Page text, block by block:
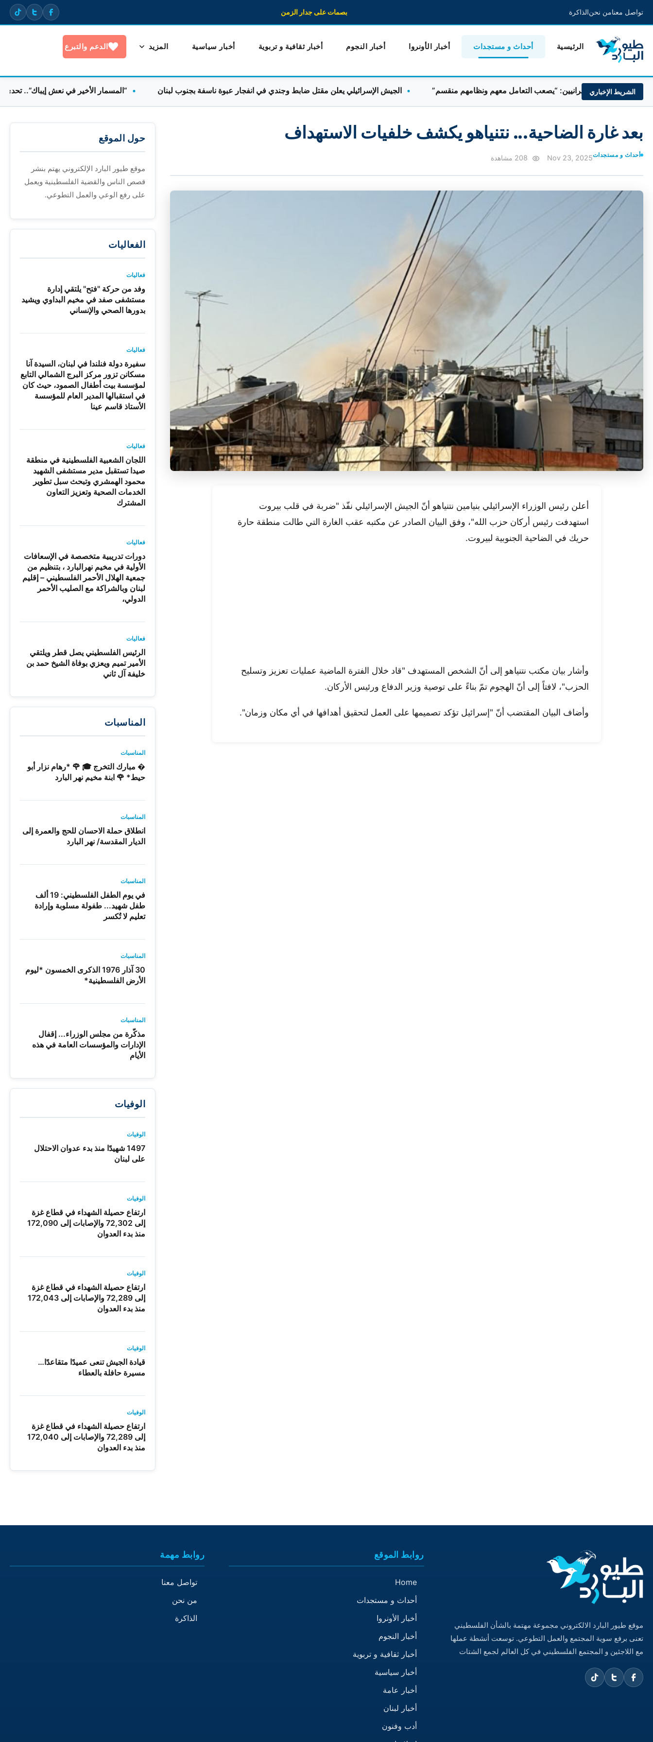
تواصل معنامن نحنالذاكرة بصمات على جدار الزمن
الرئيسية أحداث و مستجدات أخبار الأونروا أخبار النجوم أخبار ثقافية و تربوية أخبار سياسية المزيد الدعم والتبرع
الشريط الإخباري
مع الإيرانيين: “يصعب التعامل معهم ونظامهم منقسم” الجيش الإسرائيلي يعلن مقتل ضابط وجندي في انفجار عبوة ناسفة بجنوب لبنان “المسمار الأخير في نعش إيباك”.. تحدي
بعد غارة الضاحية... نتنياهو يكشف خلفيات الاستهداف
أحداث و مستجداتNov 23, 2025
أعلن رئيس الوزراء الإسرائيلي بنيامين نتنياهو أنّ الجيش الإسرائيلي نفّذ "ضربة في قلب بيروت
استهدفت رئيس أركان حزب الله"، وفق البيان الصادر عن مكتبه عقب الغارة التي طالت منطقة حارة
حريك في الضاحية الجنوبية لبيروت.
وأشار بيان مكتب نتنياهو إلى أنّ الشخص المستهدف "قاد خلال الفترة الماضية عمليات تعزيز وتسليح
الحزب"، لافتاً إلى أنّ الهجوم تمّ بناءً على توصية وزير الدفاع ورئيس الأركان.
وأضاف البيان المقتضب أنّ "إسرائيل تؤكد تصميمها على العمل لتحقيق أهدافها في أي مكان وزمان".
حول الموقع
موقع طيور البارد الإلكتروني يهتم بنشر
قصص الناس والقضية الفلسطينية ويعمل
على رفع الوعي والعمل التطوعي.
الفعاليات
فعاليات
وفد من حركة "فتح" يلتقي إدارة
مستشفى صفد في مخيم البداوي ويشيد
بدورها الصحي والإنساني
فعاليات
سفيرة دولة فنلندا في لبنان، السيدة آنا
مسكانن تزور مركز البرج الشمالي التابع
لمؤسسة بيت أطفال الصمود، حيث كان
في استقبالها المدير العام للمؤسسة
الأستاذ قاسم عينا
فعاليات
اللجان الشعبية الفلسطينية في منطقة
صيدا تستقبل مدير مستشفى الشهيد
محمود الهمشري وتبحث سبل تطوير
الخدمات الصحية وتعزيز التعاون
المشترك
فعاليات
دورات تدريبية متخصصة في الإسعافات
الأولية في مخيم نهرالبارد ، بتنظيم من
جمعية الهلال الأحمر الفلسطيني – إقليم
لبنان وبالشراكة مع الصليب الأحمر
الدولي،
فعاليات
الرئيس الفلسطيني يصل قطر ويلتقي
الأمير تميم ويعزي بوفاة الشيخ حمد بن
خليفة آل ثاني
المناسبات
المناسبات
� مبارك التخرج 🎓 🌹 *رهام نزار أبو
حيط* 🌹 ابنة مخيم نهر البارد
المناسبات
انطلاق حملة الاحسان للحج والعمرة إلى
الديار المقدسة/ نهر البارد
المناسبات
في يوم الطفل الفلسطيني: 19 ألف
طفل شهيد... طفولة مسلوبة وإرادة
تعليم لا تُكسر
المناسبات
30 آذار 1976 الذكرى الخمسون *ليوم
الأرض الفلسطينية*
المناسبات
مذكّرة من مجلس الوزراء... إقفال
الإدارات والمؤسسات العامة في هذه
الأيام
الوفيات
الوفيات
1497 شهيدًا منذ بدء عدوان الاحتلال
على لبنان
الوفيات
ارتفاع حصيلة الشهداء في قطاع غزة
إلى 72,302 والإصابات إلى 172,090
منذ بدء العدوان
الوفيات
ارتفاع حصيلة الشهداء في قطاع غزة
إلى 72,289 والإصابات إلى 172,043
منذ بدء العدوان
الوفيات
قيادة الجيش تنعى عميدًا متقاعدًا…
مسيرة حافلة بالعطاء
الوفيات
ارتفاع حصيلة الشهداء في قطاع غزة
إلى 72,289 والإصابات إلى 172,040
منذ بدء العدوان
موقع طيور البارد الالكتروني مجموعة مهتمة بالشأن الفلسطيني
تعنى برفع سوية المجتمع والعمل التطوعي. توسعت أنشطة عملها
مع اللاجئين و المجتمع الفلسطيني في كل العالم لجمع الشتات
روابط الموقع
Home
أحداث و مستجدات
أخبار الأونروا
أخبار النجوم
أخبار ثقافية و تربوية
أخبار سياسية
أخبار عامة
أخبار لبنان
أدب وفنون
روابط مهمة
تواصل معنا
من نحن
الذاكرة